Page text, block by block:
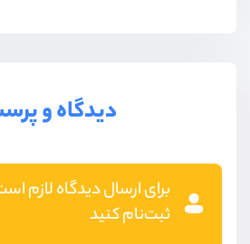
دیدگاه و
برای ارسال دیدگاه لازم
ثبت‌نام کنید